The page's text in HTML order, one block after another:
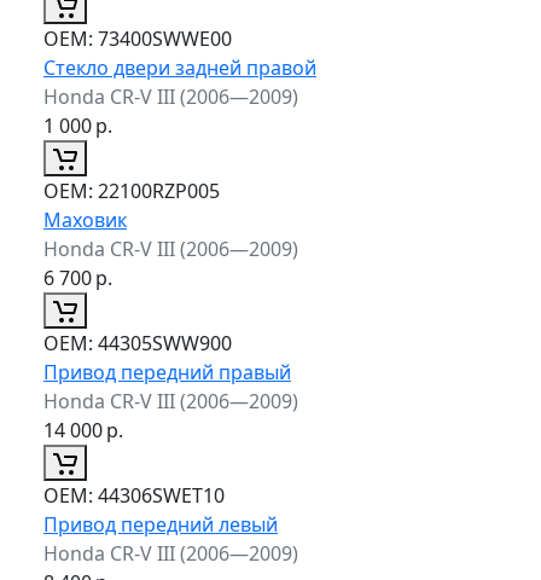
ОЕМ: 73400SWWE00
Стекло двери задней правой
Honda CR-V III (2006—2009)
1 000р.
ОЕМ: 22100RZP005
Маховик
Honda CR-V III (2006—2009)
6 700р.
ОЕМ: 44305SWW900
Привод передний правый
Honda CR-V III (2006—2009)
14 000р.
ОЕМ: 44306SWET10
Привод передний левый
Honda CR-V III (2006—2009)